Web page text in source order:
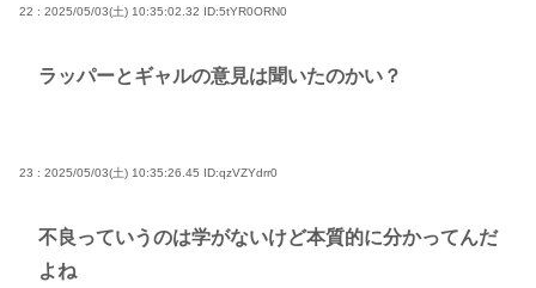
22 : 2025/05/03(土) 10:35:02.32 ID:5tYR0ORN0
ラッパーとギャルの意見は聞いたのかい？
23 : 2025/05/03(土) 10:35:26.45 ID:qzVZYdrr0
不良っていうのは学がないけど本質的に分かってんだ
よね